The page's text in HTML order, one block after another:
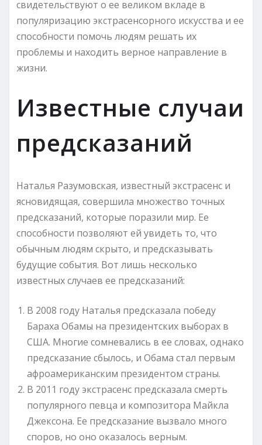
свидетельствуют о ее великом вкладе в
популяризацию экстрасенсорного искусства и ее
способности помочь людям решать их
проблемы и находить верное направление в
жизни.
Известные случаи
предсказаний
Наталья Разумовская, известный экстрасенс и
ясновидящая, совершила множество точных
предсказаний, которые поразили мир. Ее
способности позволяют ей увидеть то, что
обычным людям скрыто, и предсказывать
будущие события. Вот лишь несколько
известных случаев ее предсказаний:
В 2008 году Наталья предсказала победу
Бараха Обамы на президентских выборах в
США. Многие сомневались в ее словах, однако
предсказание сбылось, и Обама стал первым
афроамериканским президентом страны.
В 2011 году экстрасенс предсказала смерть
популярного певца и композитора Майкла
Джексона. Ее предсказание вызвало много
споров, но оно оказалось верным.